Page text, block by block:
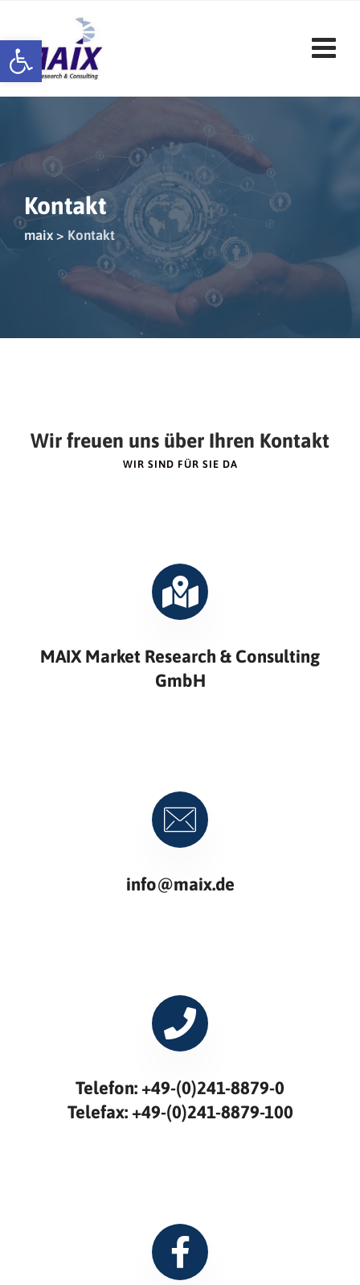
Werkzeugleiste öffnen
Kontakt
maix > Kontakt
Wir freuen uns über Ihren Kontakt
WIR SIND FÜR SIE DA
MAIX Market Research & Consulting
GmbH
info@maix.de
Telefon: +49-(0)241-8879-0
Telefax: +49-(0)241-8879-100